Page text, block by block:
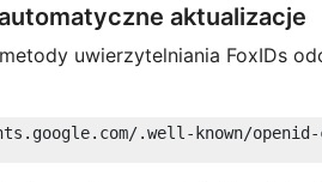
aktualizacje
uwierzytelniania FoxIDs